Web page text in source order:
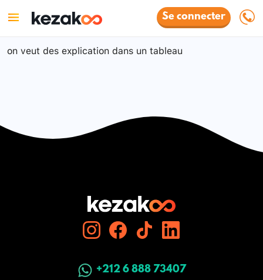
Se connecter
on veut des explication dans un tableau
+212 6 888 73407